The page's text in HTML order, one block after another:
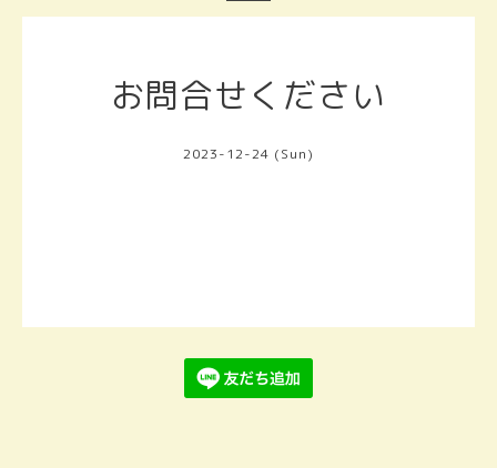
お問合せください
2023-12-24 (Sun)